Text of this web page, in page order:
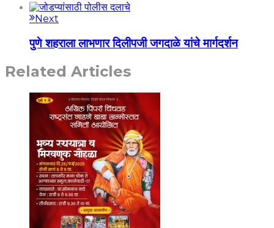
Next
पुणे शहराला लाभणार दिलीपजी जगदाळे यांचे मार्गदर्शन
Related Articles